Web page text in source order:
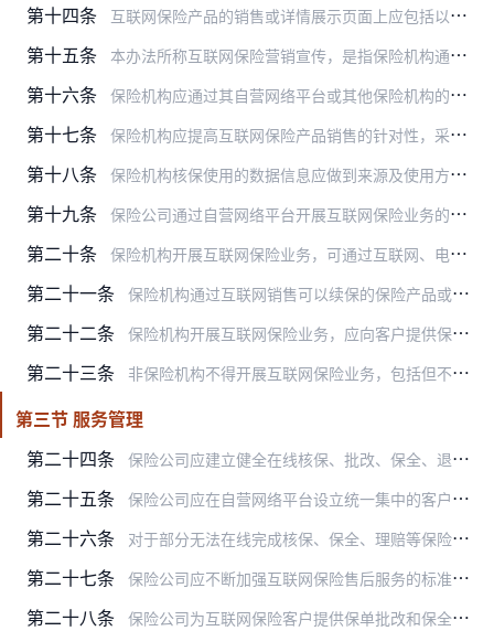
第十四条 互联网保险产品的销售或详情展示页面上应包括以下内容：
第十五条 本办法所称互联网保险营销宣传，是指保险机构通过网站、网页、互联网应用程序等互联网媒介，以文字、图片、音频、视频或其他形式，就保险产品或保险服务进行商业宣传推广的…
第十六条 保险机构应通过其自营网络平台或其他保险机构的自营网络平台销售互联网保险产品或提供保险经纪、保险公估服务，投保页面须属于保险机构自营网络平台。政府部门为了公共利益…
第十七条 保险机构应提高互联网保险产品销售的针对性，采取必要手段识别消费者的保险保障需求和消费能力，把合适的保险产品提供给消费者，并通过以下方式保障消费者的知情权和自主选…
第十八条 保险机构核保使用的数据信息应做到来源及使用方式合法。保险机构应丰富数据信息来源，深化技术应用，加强保险细分领域风险因素分析，不断完善核保模型，提高识别筛查能力，…
第十九条 保险公司通过自营网络平台开展互联网保险业务的，应通过自有保费收入专用账户直接收取投保人交付的保费；与保险中介机构合作开展互联网保险业务的，可通过该保险中介机构的…
第二十条 保险机构开展互联网保险业务，可通过互联网、电话等多种方式开展回访工作，回访时应验证客户身份，保障客户投保后及时完整知悉合同主要内容。保险机构开展电子化回访应遵循…
第二十一条 保险机构通过互联网销售可以续保的保险产品或提供相关保险经纪服务的，应保障客户的续保权益，为其提供线上的续保或终止续保的途径，未经客户同意不得自动续保。
第二十二条 保险机构开展互联网保险业务，应向客户提供保单和发票，可优先提供电子保单和电子发票。采用纸质保单的，保险公司或合作的保险中介机构应以适当方式将保单送达客户。采用电…
第二十三条 非保险机构不得开展互联网保险业务，包括但不限于以下商业行为：
第三节 服务管理
第二十四条
保险公司应建立健全在线核保、批改、保全、退保、理赔和投诉处理等全流程服务体系，加强互联网保险业务的服务过程管理和服务质量管理，并根据客户评价、投诉等情况，审视经…
第二十五条 保险公司应在自营网络平台设立统一集中的客户服务业务办理入口，提升线上服务能力，与线下服务有机融合，并提供必要的人工辅助，保障客户获得及时有效的服务。
第二十六条 对于部分无法在线完成核保、保全、理赔等保险业务活动的，保险公司应通过本公司分支机构或线下合作机构做好落地服务，销售时应明确告知投保人相关情况。线下合作机构应是其…
第二十七条 保险公司应不断加强互联网保险售后服务的标准化、规范化、透明化建设：
第二十八条 保险公司为互联网保险客户提供保单批改和保全服务的，应识别、确认客户身份的真实性和合法性。对于线上变更受益人的请求，保险公司应确认该项业务已取得被保险人的同意。